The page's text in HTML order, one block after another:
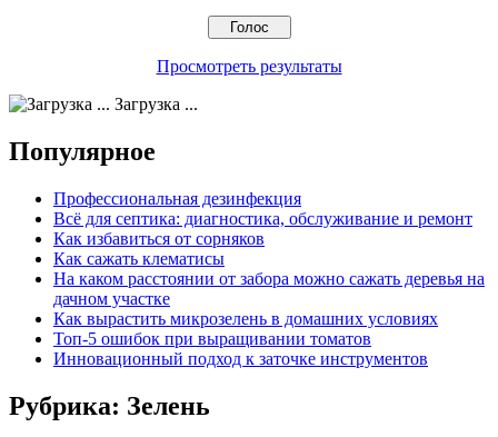
Просмотреть результаты
Загрузка ...
Популярное
Профессиональная дезинфекция
Всё для септика: диагностика, обслуживание и ремонт
Как избавиться от сорняков
Как сажать клематисы
На каком расстоянии от забора можно сажать деревья на
дачном участке
Как вырастить микрозелень в домашних условиях
Топ-5 ошибок при выращивании томатов
Инновационный подход к заточке инструментов
Рубрика: Зелень